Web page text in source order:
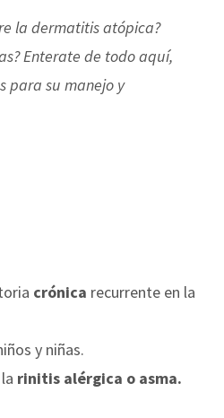
la dermatitis atópica?
Enterate de todo aquí,
para su manejo y
crónica recurrente en la
y niñas.
rinitis alérgica o asma.